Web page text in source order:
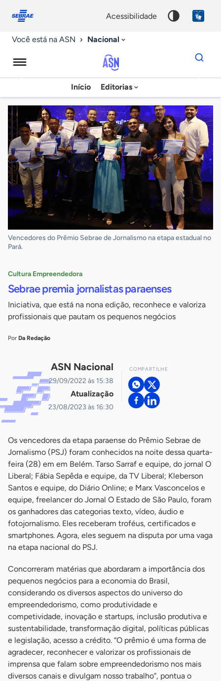
conosco
acessibilidade
Você está na ASN Nacional
Agência
Sebrae
de
Notícias
Início Editorias
Dados
para
chave
Vencedores do Prêmio Sebrae de Jornalismo na etapa estadual no
Pará.
Cultura Empreendedora
Sebrae premia jornalistas paraenses
Iniciativa, que está na nona edição, reconhece e valoriza
profissionais que pautam os pequenos negócios
Por Da Redação
ASN Nacional
29/09/2022 às 15:38
Atualização
23/08/2023 às 16:30
COMPARTILHE
Os vencedores da etapa paraense do Prêmio Sebrae de
Jornalismo (PSJ) foram conhecidos na noite dessa quarta-
feira (28) em em Belém. Tarso Sarraf e equipe, do jornal O
Liberal; Fábia Sepêda e equipe, da TV Liberal; Kleberson
Santos e equipe, do Diário Online; e Marx Vasconcelos e
equipe, freelancer do Jornal O Estado de São Paulo, foram
os ganhadores das categorias texto, vídeo, áudio e
fotojornalismo. Eles receberam troféus, certificados e
smartphones. Agora, eles seguem na disputa por uma vaga
na etapa nacional do PSJ.
Concorreram matérias que abordaram a importância dos
pequenos negócios para a economia do Brasil,
considerando os diversos aspectos do universo do
empreendedorismo, como produtividade e
competividade, inovação e startups, inclusão produtiva e
sustentabilidade, transformação digital, políticas públicas
e legislação, acesso a crédito. “O prêmio é uma forma de
agradecer, reconhecer e valorizar os profissionais de
imprensa que falam sobre empreendedorismo nos mais
diversos canais e divulgam nosso trabalho”, pontua o